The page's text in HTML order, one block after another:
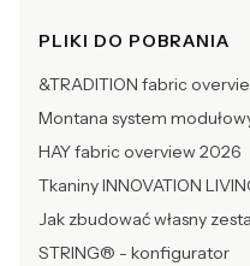
PLIKI DO POBRANIA
&TRADITION fabric
Montana system
HAY fabric overview 2026
Tkaniny INNOVATION
Jak zbudować własny
STRING® - konfigurator